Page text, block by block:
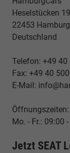
Heselstücken 19
22453 Hamburg
Deutschland
Telefon: +49 40
Fax: +49 40
E-Mail:
Öffnungszeiten:
Mo. - Fr.: 09:00
Jetzt SEAT